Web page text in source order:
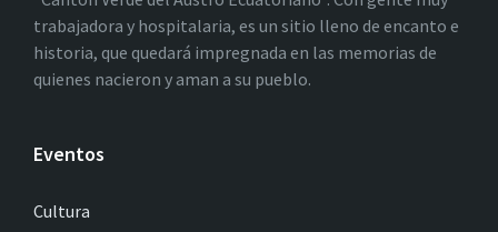
trabajadora y hospitalaria, es un sitio lleno de encanto e
historia, que quedará impregnada en las memorias de
quienes nacieron y aman a su pueblo.
Eventos
Cultura